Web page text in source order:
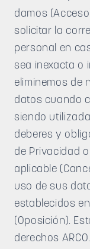
damos
solicitar la
personal en
sea inexacta o
eliminemos de
datos cuando
siendo
deberes y
de Privacidad
aplicable
uso de sus
establecidos
(Oposición).
derechos ARCO.